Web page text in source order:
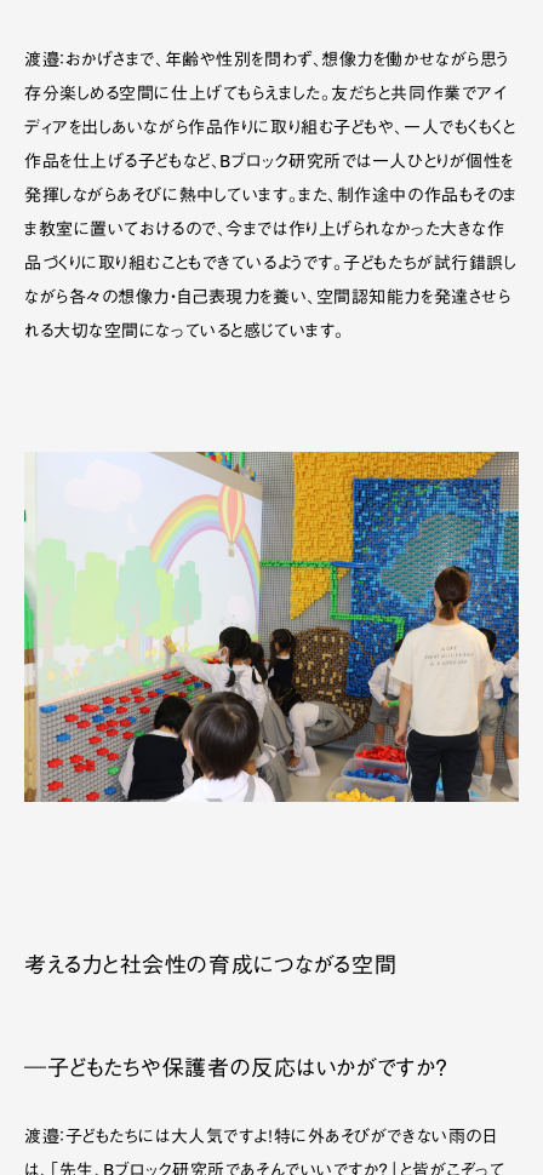
渡邉：おかげさまで、年齢や性別を問わず、想像力を働かせながら思う
存分楽しめる空間に仕上げてもらえました。友だちと共同作業でアイ
ディアを出しあいながら作品作りに取り組む子どもや、一人でもくもくと
作品を仕上げる子どもなど、Bブロック研究所では一人ひとりが個性を
発揮しながらあそびに熱中しています。また、制作途中の作品もそのま
ま教室に置いておけるので、今までは作り上げられなかった大きな作
品づくりに取り組むこともできているようです。子どもたちが試行錯誤し
ながら各々の想像力・自己表現力を養い、空間認知能力を発達させら
れる大切な空間になっていると感じています。
考える力と社会性の育成につながる空間
―子どもたちや保護者の反応はいかがですか？
渡邉：子どもたちには大人気ですよ！特に外あそびができない雨の日